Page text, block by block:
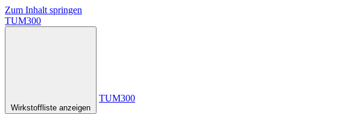
Zum Inhalt springen
TUM300
Wirkstoffliste anzeigen
TUM300